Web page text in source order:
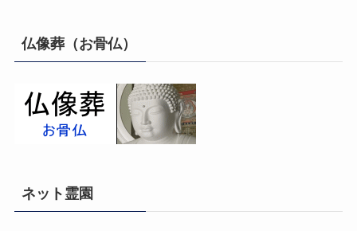
リ
ー
仏像葬（お骨仏）
ネット霊園